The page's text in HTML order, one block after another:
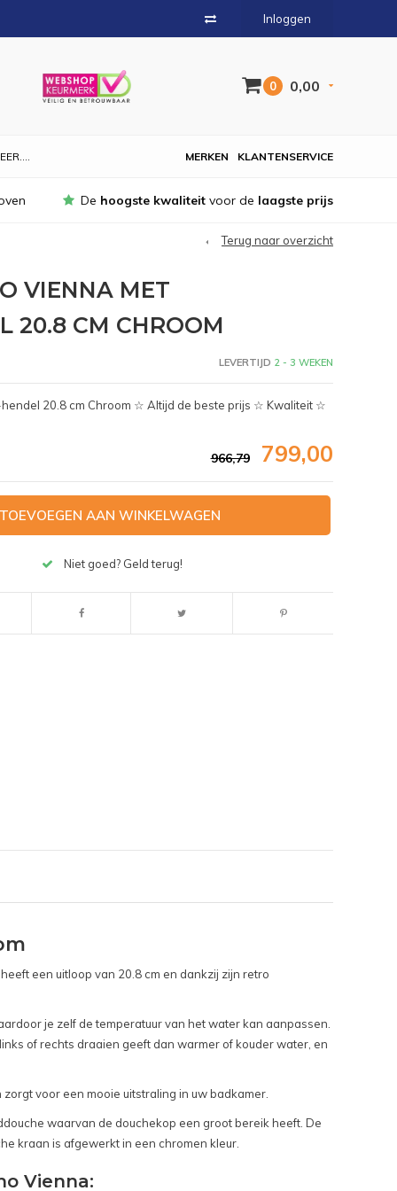
Inloggen
0 0,00
KLANTENSERVICE
MERKEN
De hoogste kwaliteit voor de laagste prijs
Terug naar overzicht
VIENNA MET
20.8 CM CHROOM
LEVERTIJD 2 - 3 WEKEN
20.8 cm Chroom ☆ Altijd de beste prijs ☆ Kwaliteit ☆
966,79 799,00
AAN WINKELWAGEN
Niet goed? Geld terug!
een uitloop van 20.8 cm en dankzij zijn retro
je zelf de temperatuur van het water kan aanpassen.
of rechts draaien geeft dan warmer of kouder water, en
voor een mooie uitstraling in uw badkamer.
waarvan de douchekop een groot bereik heeft. De
kraan is afgewerkt in een chromen kleur.
Vienna: